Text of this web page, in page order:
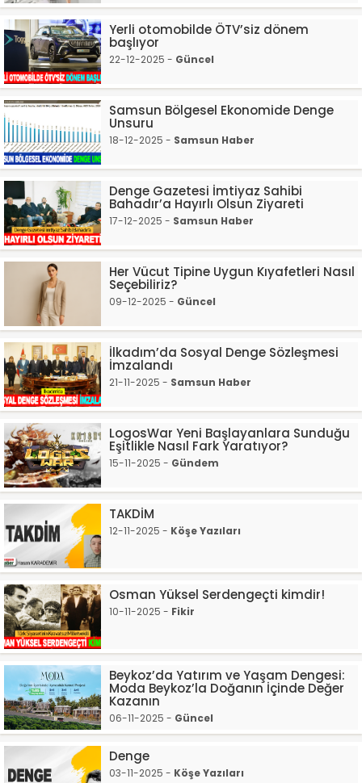
Yerli otomobilde ÖTV’siz dönem
başlıyor
22-12-2025 - Güncel
Samsun Bölgesel Ekonomide Denge
Unsuru
18-12-2025 - Samsun Haber
Denge Gazetesi İmtiyaz Sahibi
Bahadır’a Hayırlı Olsun Ziyareti
17-12-2025 - Samsun Haber
Her Vücut Tipine Uygun Kıyafetleri Nasıl
Seçebiliriz?
09-12-2025 - Güncel
İlkadım’da Sosyal Denge Sözleşmesi
İmzalandı
21-11-2025 - Samsun Haber
LogosWar Yeni Başlayanlara Sunduğu
Eşitlikle Nasıl Fark Yaratıyor?
15-11-2025 - Gündem
TAKDİM
12-11-2025 - Köşe Yazıları
Osman Yüksel Serdengeçti kimdir!
10-11-2025 - Fikir
Beykoz’da Yatırım ve Yaşam Dengesi:
Moda Beykoz’la Doğanın İçinde Değer
Kazanın
06-11-2025 - Güncel
Denge
03-11-2025 - Köşe Yazıları